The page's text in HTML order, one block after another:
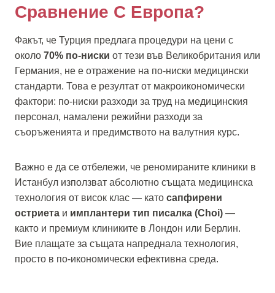
Сравнение С Европа?
Факът, че Турция предлага процедури на цени с
около 70% по-ниски от тези във Великобритания или
Германия, не е отражение на по-ниски медицински
стандарти. Това е резултат от макроикономически
фактори: по-ниски разходи за труд на медицинския
персонал, намалени режийни разходи за
съоръженията и предимството на валутния курс.
Важно е да се отбележи, че реномираните клиники в
Истанбул използват абсолютно същата медицинска
технология от висок клас — като сапфирени
остриета и имплантери тип писалка (Choi) —
както и премиум клиниките в Лондон или Берлин.
Вие плащате за същата напреднала технология,
просто в по-икономически ефективна среда.